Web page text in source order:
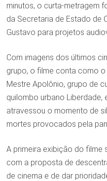
minutos, o curta-metragem
da Secretaria de Estado de
Gustavo para projetos
Com imagens dos últimos
grupo, o filme conta como
Mestre Apolônio, grupo de
quilombo urbano Liberdade,
atravessou o momento de
mortes provocados pela
A primeira exibição do filme
com a proposta de
de cinema e de dar